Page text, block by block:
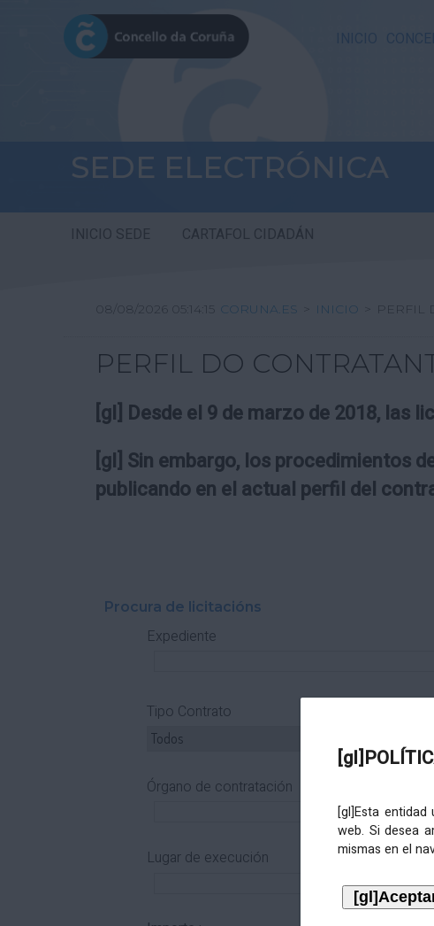
INICIO
SEDE ELECTRÓNICA
INICIO SEDE CARTAFOL CIDADÁN
[gl]Esta
web. Si desea
mismas en el
08/08/2026 05:14:15 CORUNA.ES > INICIO > PERFIL
PERFIL DO
[gl] Desde el 9 de marzo de 2018, las
[gl] Sin embargo, los procedimientos
publicando en el actual perfil del
Procura de licitacións
Expediente
Tipo Contrato
Órgano de contratación
Lugar de execución